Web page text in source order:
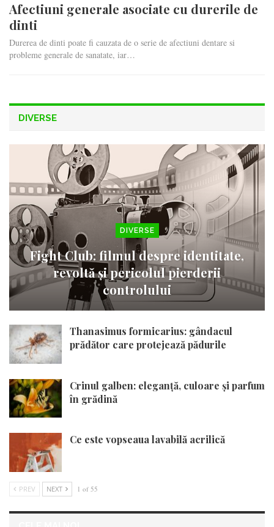
Afectiuni generale asociate cu durerile de
dinti
Durerea de dinti poate fi cauzata de o serie de afectiuni dentare si
probleme generale de sanatate, iar…
DIVERSE
DIVERSE
Fight Club: filmul despre identitate,
revoltă și pericolul pierderii
controlului
Thanasimus formicarius: gândacul
prădător care protejează pădurile
Crinul galben: eleganță, culoare și parfum
în grădină
Ce este vopseaua lavabilă acrilică
PREV NEXT 1 of 55